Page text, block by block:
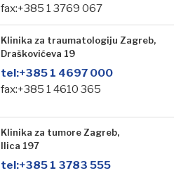
fax:+385 1 3769 067
Klinika za traumatologiju Zagreb,
Draškovićeva 19
tel:+385 1 4697 000
fax:+385 1 4610 365
Klinika za tumore Zagreb,
Ilica 197
tel:+385 1 3783 555